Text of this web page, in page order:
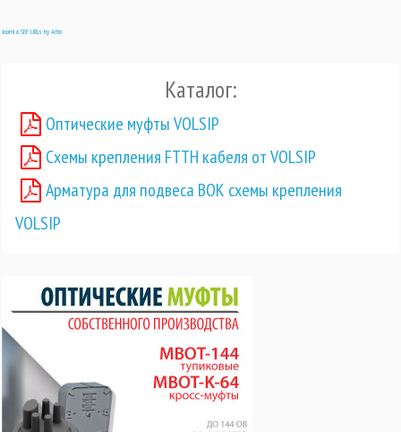
Joomla SEF URLs by Artio
Каталог:
Оптические муфты VOLSIP
Схемы крепления FTTH кабеля от VOLSIP
Арматура для подвеса ВОК схемы крепления
VOLSIP